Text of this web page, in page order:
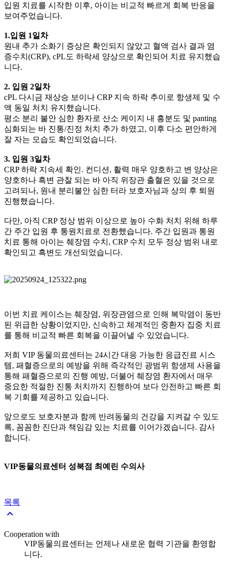
입원 치료를 시작한 이후, 아이는 비교적 빠르게 회복 반응을
보여주었습니다.
1.입원 1일차
원내 추가 소화기 증상은 확인되지 않았고 혈액 검사 결과 염
증수치(CRP), cPL도 하락세 양상으로 확인되어 치료 유지했습
니다.
2. 입원 2일차
cPL 다시금 재상승 보이나 CRP 지속 하락 추이로 항생제 및 수
액 동일 처치 유지했습니다.
평소 분리 불안 심한 환자로 산소 케이지 내 흥분도 및 panting
심화되는 바 진통/진정 처치 추가 하였고, 이후 다소 편안하게
잘 자는 모습도 확인되었습니다.
3. 입원 3일차
CRP 하락 지속세 확인. 컨디션, 활력 매우 양호하고 변 양상은
양호하나 흑변 관찰 되는 바 아직 위장관 출혈은 있을 것으로
고려되나, 원내 분리불안 심한 터라 보호자님과 상의 후 퇴원
진행했습니다.
다만, 아직 CRP 정상 범위 이상으로 높아 수화 처치 위해 하루
간 주간 입원 후 통원치료로 전환했습니다. 주간 입원과 통원
치료 통해 아이는 췌장염 수치, CRP 수치 모두 정상 범위 내로
확인되고 흑변도 개선되었습니다.
이번 치료 케이스는 췌장염, 위장관염으로 인해 복막염이 동반
된 위급한 상황이었지만, 신속하고 체계적인 중환자 집중 치료
를 통해 비교적 빠른 회복을 이끌어낼 수 있었습니다.
저희 VIP 동물의료센터는 24시간 대응 가능한 응급진료 시스
템, 패혈증으로의 예방을 위해 즉각적인 광범위 항생제 사용을
통해 패혈증으로의 진행 예방, 더불어 췌장염 환자에서 매우
중요한 적절한 진통 처치까지 진행하여 보다 안전하고 빠른 회
복 기회를 제공하고 있습니다.
앞으로도 보호자분과 함께 반려동물의 건강을 지켜갈 수 있도
록, 꼼꼼한 진단과 책임감 있는 치료를 이어가겠습니다. 감사
합니다.
VIP동물의료센터 성북점 최예린 수의사
목록

Cooperation with
VIP동물의료센터는 언제나 새로운 협력 기관을 환영합
니다.